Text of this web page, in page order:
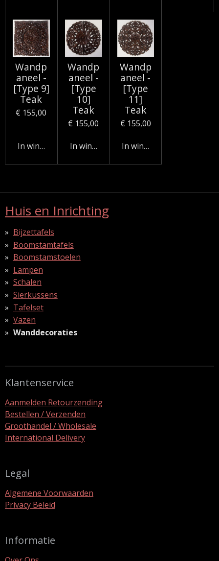
Wandp
aneel -
[Type 9]
Teak
€ 155,00
In winkelwagen
Wandp
aneel -
[Type
10]
Teak
€ 155,00
In winkelwagen
Wandp
aneel -
[Type
11]
Teak
€ 155,00
In winkelwagen
Huis en Inrichting
Bijzettafels
Boomstamtafels
Boomstamstoelen
Lampen
Schalen
Sierkussens
Tafelset
Vazen
Wanddecoraties
Klantenservice
Aanmelden Retourzending
Bestellen / Verzenden
Groothandel / Wholesale
International Delivery
Legal
Algemene Voorwaarden
Privacy Beleid
Informatie